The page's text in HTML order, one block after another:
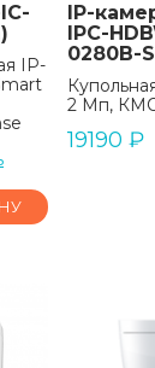
IP-
IP-
IPC-
0280B-
2 Мп,
19190 ₽